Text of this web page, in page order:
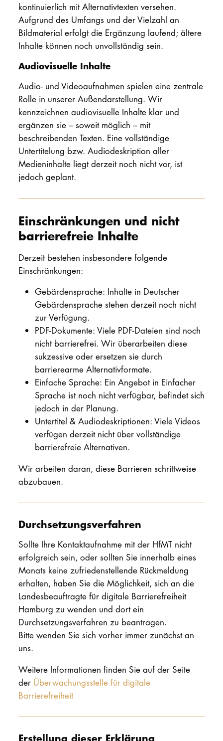
kontinuierlich mit Alternativtexten versehen.
Aufgrund des Umfangs und der Vielzahl an
Bildmaterial erfolgt die Ergänzung laufend; ältere
Inhalte können noch unvollständig sein.
Audiovisuelle Inhalte
Audio- und Videoaufnahmen spielen eine zentrale
Rolle in unserer Außendarstellung. Wir
kennzeichnen audiovisuelle Inhalte klar und
ergänzen sie – soweit möglich – mit
beschreibenden Texten. Eine vollständige
Untertitelung bzw. Audiodeskription aller
Medieninhalte liegt derzeit noch nicht vor, ist
jedoch geplant.
Einschränkungen und nicht
barrierefreie Inhalte
Derzeit bestehen insbesondere folgende
Einschränkungen:
Gebärdensprache: Inhalte in Deutscher
Gebärdensprache stehen derzeit noch nicht
zur Verfügung.
PDF-Dokumente: Viele PDF-Dateien sind noch
nicht barrierefrei. Wir überarbeiten diese
sukzessive oder ersetzen sie durch
barrierearme Alternativformate.
Einfache Sprache: Ein Angebot in Einfacher
Sprache ist noch nicht verfügbar, befindet sich
jedoch in der Planung.
Untertitel & Audiodeskriptionen: Viele Videos
verfügen derzeit nicht über vollständige
barrierefreie Alternativen.
Wir arbeiten daran, diese Barrieren schrittweise
abzubauen.
Durchsetzungsverfahren
Sollte Ihre Kontaktaufnahme mit der HfMT nicht
erfolgreich sein, oder sollten Sie innerhalb eines
Monats keine zufriedenstellende Rückmeldung
erhalten, haben Sie die Möglichkeit, sich an die
Landesbeauftragte für digitale Barrierefreiheit
Hamburg zu wenden und dort ein
Durchsetzungsverfahren zu beantragen.
Bitte wenden Sie sich vorher immer zunächst an
uns.
Weitere Informationen finden Sie auf der Seite
der Überwachungsstelle für digitale
Barrierefreiheit
Erstellung dieser Erklärung